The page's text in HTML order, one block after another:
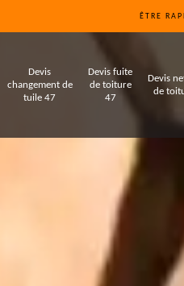
ÊTRE
Devis
changement de
tuile 47
Devis fuite
de toiture
47
Devis
de